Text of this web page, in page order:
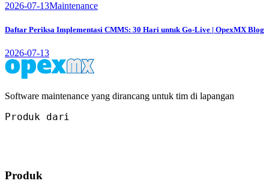
2026-07-13Maintenance
Daftar Periksa Implementasi CMMS: 30 Hari untuk Go-Live | OpexMX Blog
2026-07-13
Software maintenance yang dirancang untuk tim di lapangan
Produk dari
Produk